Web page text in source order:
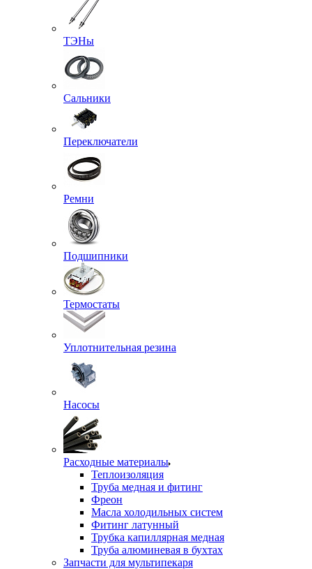
ТЭНы
Сальники
Переключатели
Ремни
Подшипники
Термостаты
Уплотнительная резина
Насосы
Расходные материалы
Теплоизоляция
Труба медная и фитинг
Фреон
Масла холодильных систем
Фитинг латунный
Трубка капиллярная медная
Труба алюминевая в бухтах
Запчасти для мультипекаря